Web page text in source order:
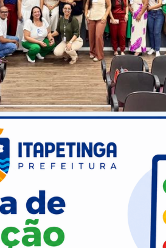
de Atualização em Boas Práticas
e nas salas de vacinação,
das ações de vacinação no
adequadas de armazenamento,
nas salas de vacina e da